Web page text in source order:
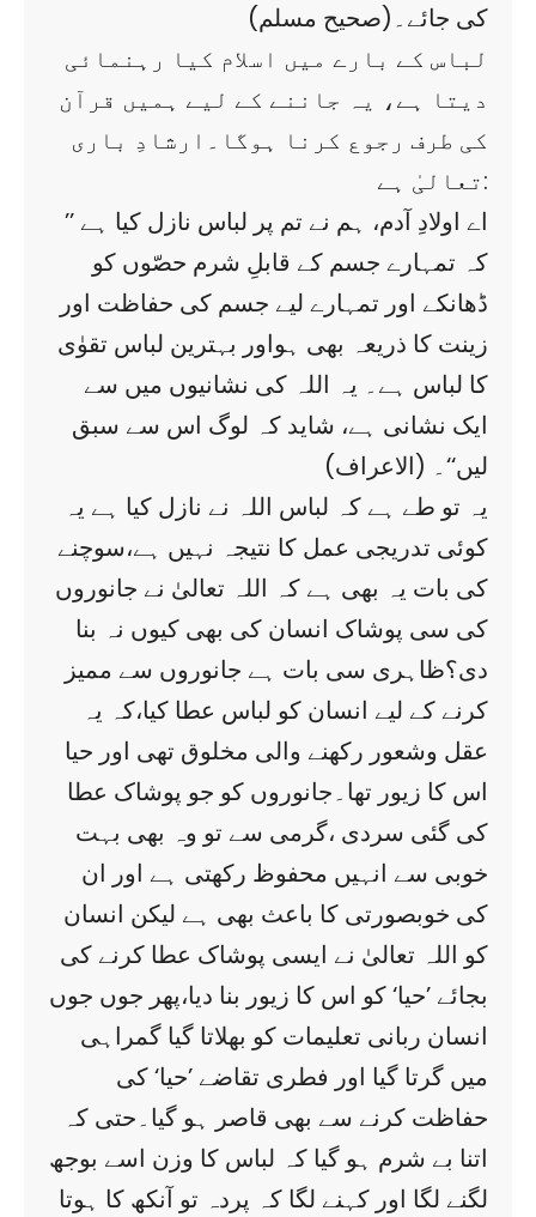
کی جائے۔(صحیح مسلم)
لباس کے بارے میں اسلام کیا رہنمائی
دیتا ہے، یہ جاننے کے لیے ہمیں قرآن
کی طرف رجوع کرنا ہوگا۔ارشادِ باری
تعالیٰ ہے:
’’ اے اولادِ آدم، ہم نے تم پر لباس نازل کیا ہے
کہ تمہارے جسم کے قابلِ شرم حصّوں کو
ڈھانکے اور تمہارے لیے جسم کی حفاظت اور
زینت کا ذریعہ بھی ہواور بہترین لباس تقوٰی
کا لباس ہے۔ یہ اللہ کی نشانیوں میں سے
ایک نشانی ہے، شاید کہ لوگ اس سے سبق
لیں‘‘۔ (الاعراف)
یہ تو طے ہے کہ لباس اللہ نے نازل کیا ہے یہ
کوئی تدریجی عمل کا نتیجہ نہیں ہے،سوچنے
کی بات یہ بھی ہے کہ اللہ تعالیٰ نے جانوروں
کی سی پوشاک انسان کی بھی کیوں نہ بنا
دی؟ظاہری سی بات ہے جانوروں سے ممیز
کرنے کے لیے انسان کو لباس عطا کیا،کہ یہ
عقل وشعور رکھنے والی مخلوق تھی اور حیا
اس کا زیور تھا۔جانوروں کو جو پوشاک عطا
کی گئی سردی ،گرمی سے تو وہ بھی بہت
خوبی سے انہیں محفوظ رکھتی ہے اور ان
کی خوبصورتی کا باعث بھی ہے لیکن انسان
کو اللہ تعالیٰ نے ایسی پوشاک عطا کرنے کی
بجائے ’حیا‘ کو اس کا زیور بنا دیا،پھر جوں جوں
انسان ربانی تعلیمات کو بھلاتا گیا گمراہی
میں گرتا گیا اور فطری تقاضے ’حیا‘ کی
حفاظت کرنے سے بھی قاصر ہو گیا۔حتی کہ
اتنا بے شرم ہو گیا کہ لباس کا وزن اسے بوجھ
لگنے لگا اور کہنے لگا کہ پردہ تو آنکھ کا ہوتا